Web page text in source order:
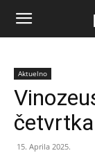
Naša
riječ
Aktuelno
15. Aprila 2025.